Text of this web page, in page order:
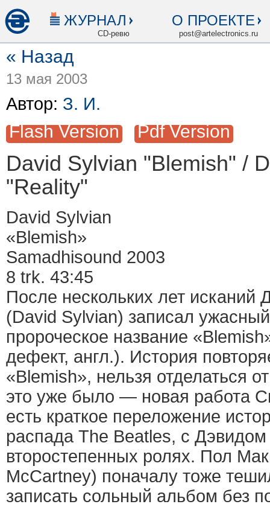
ЖУРНАЛ
CD-ревю
О ПРОЕКТЕ
post@artelectronics.ru
« Назад
13 мая 2003
Автор: З. И.
Flash Version Pdf Version
David Sylvian "Blemish" /
"Reality"
David Sylvian
«Blemish»
Samadhisound 2003
8 trk. 43:45
После нескольких лет исканий
(David Sylvian) записал
пророческое название
дефект, англ.). История
«Blemish», нельзя отделаться
это уже было — новая работа
есть краткое переложение
распада The Beatles, с Дэвидом
второстепенных ролях. Пол
McCartney) поначалу тоже
записать сольный альбом без